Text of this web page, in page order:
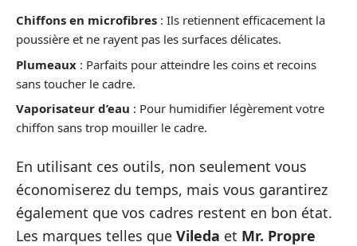
Chiffons en microfibres : Ils retiennent efficacement la
poussière et ne rayent pas les surfaces délicates.
Plumeaux : Parfaits pour atteindre les coins et recoins
sans toucher le cadre.
Vaporisateur d’eau : Pour humidifier légèrement votre
chiffon sans trop mouiller le cadre.
En utilisant ces outils, non seulement vous
économiserez du temps, mais vous garantirez
également que vos cadres restent en bon état.
Les marques telles que Vileda et Mr. Propre